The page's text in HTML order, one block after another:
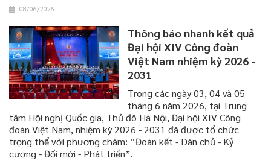
08/06/2026
Thông báo nhanh kết quả
Đại hội XIV Công đoàn
Việt Nam nhiệm kỳ 2026 -
2031
​​​​​​​Trong các ngày 03, 04 và 05
tháng 6 năm 2026, tại Trung
tâm Hội nghị Quốc gia, Thủ đô Hà Nội, Đại hội XIV Công
đoàn Việt Nam, nhiệm kỳ 2026 - 2031 đã được tổ chức
trọng thể với phương châm: “Đoàn kết - Dân chủ - Kỷ
cương - Đổi mới - Phát triển”.